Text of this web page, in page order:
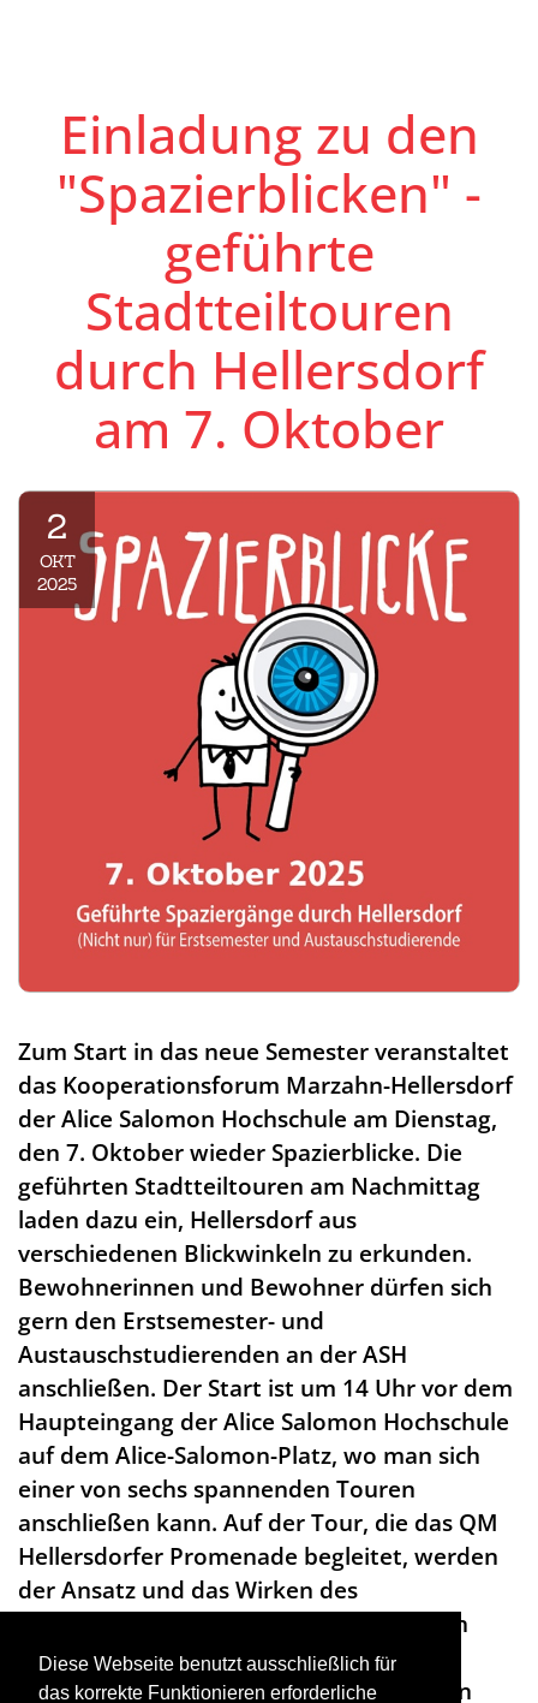
Diese Webseite benutzt ausschließlich für
das korrekte Funktionieren erforderliche
Einladung zu den
"Spazierblicken" -
geführte
Stadtteiltouren
durch Hellersdorf
am 7. Oktober
2
OKT
2025
Zum Start in das neue Semester veranstaltet
das Kooperationsforum Marzahn-Hellersdorf
der Alice Salomon Hochschule am Dienstag,
den 7. Oktober wieder Spazierblicke. Die
geführten Stadtteiltouren am Nachmittag
laden dazu ein, Hellersdorf aus
verschiedenen Blickwinkeln zu erkunden.
Bewohnerinnen und Bewohner dürfen sich
gern den Erstsemester- und
Austauschstudierenden an der ASH
anschließen. Der Start ist um 14 Uhr vor dem
Haupteingang der Alice Salomon Hochschule
auf dem Alice-Salomon-Platz, wo man sich
einer von sechs spannenden Touren
anschließen kann. Auf der Tour, die das QM
Hellersdorfer Promenade begleitet, werden
der Ansatz und das Wirken des
Quartiersmanagements erläutert und an
mehreren Orten gezeigt, wie sich das
Quartier Hellersdorfer Promenade in den